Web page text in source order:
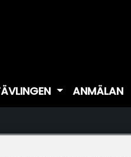
ANMÄLAN